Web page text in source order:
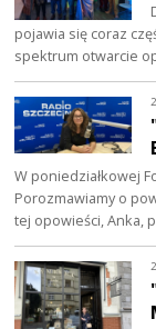
pojawia się coraz
spektrum otwarcie
W poniedziałkowej
Porozmawiamy o
tej opowieści, Anka,